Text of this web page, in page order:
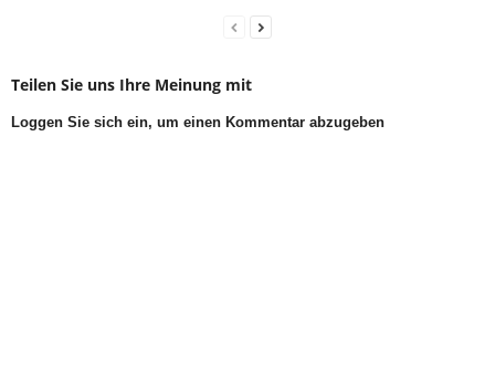
Teilen Sie uns Ihre Meinung mit
Loggen Sie sich ein, um einen Kommentar abzugeben